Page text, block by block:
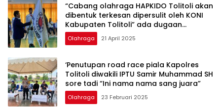
“Cabang olahraga HAPKIDO Tolitoli akan
dibentuk terkesan dipersulit oleh KONI
Kabupaten Tolitoli” ada dugaan
penyimpang dana pembinaan cabor
Olahraga 21 April 2025
‘Penutupan road race piala Kapolres
Tolitoli diwakili IPTU Samir Muhammad SH
sore tadi “Ini nama nama sang juara”
Olahraga 23 Februari 2025